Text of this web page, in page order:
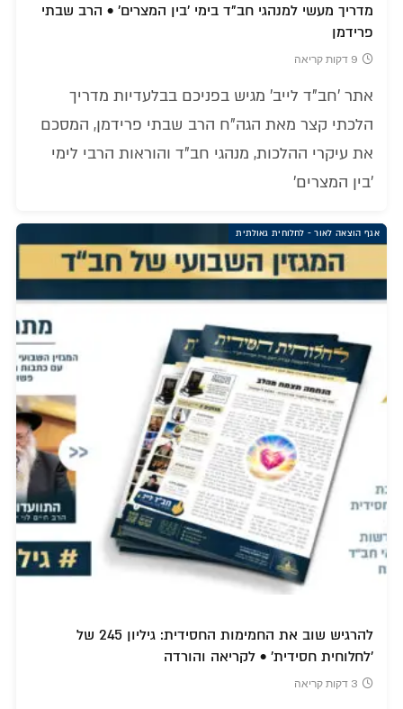
מדריך מעשי למנהגי חב"ד בימי 'בין המצרים' • הרב שבתי
פרידמן
9 דקות קריאה
אתר 'חב"ד לייב' מגיש בפניכם בבלעדיות מדריך
הלכתי קצר מאת הגה"ח הרב שבתי פרידמן, המסכם
את עיקרי ההלכות, מנהגי חב"ד והוראות הרבי לימי
'בין המצרים'
אגף הוצאה לאור - לחלוחית גאולתית
להרגיש שוב את החמימות החסידית: גיליון 245 של
'לחלוחית חסידית' • לקריאה והורדה
3 דקות קריאה